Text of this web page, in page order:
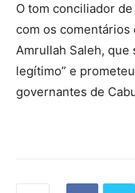
O tom conciliador
com os
Amrullah Saleh,
legítimo” e
governantes de